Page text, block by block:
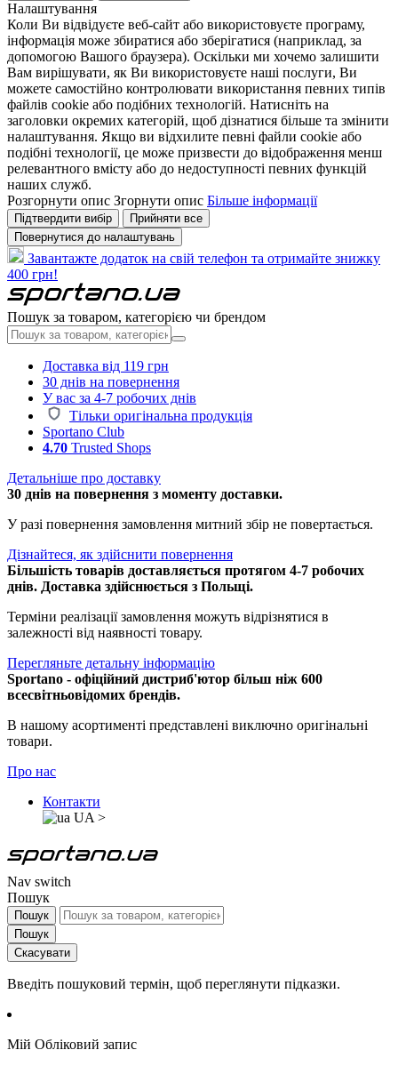
Налаштування
Коли Ви відвідуєте веб-сайт або використовуєте програму,
інформація може збиратися або зберігатися (наприклад, за
допомогою Вашого браузера). Оскільки ми хочемо залишити
Вам вирішувати, як Ви використовуєте наші послуги, Ви
можете самостійно контролювати використання певних типів
файлів cookie або подібних технологій. Натисніть на
заголовки окремих категорій, щоб дізнатися більше та змінити
налаштування. Якщо ви відхилите певні файли cookie або
подібні технології, це може призвести до відображення менш
релевантного вмісту або до недоступності певних функцій
наших служб.
Розгорнути опис Згорнути опис Більше інформації
Підтвердити вибір
Прийняти все
Повернутися до налаштувань
Завантажте додаток на свій телефон та отримайте знижку
400 грн!
Пошук за товаром, категорією чи брендом
Доставка від 119 грн
30 днів на повернення
У вас за 4-7 робочих днів
Тільки оригінальна продукція
Sportano Club
4.70 Trusted Shops
Детальніше про доставку
30 днів на повернення з моменту доставки.
У разі повернення замовлення митний збір не повертається.
Дізнайтеся, як здійснити повернення
Більшість товарів доставляється протягом 4-7 робочих
днів. Доставка здійснюється з Польщі.
Терміни реалізації замовлення можуть відрізнятися в
залежності від наявності товару.
Перегляньте детальну інформацію
Sportano - офіційний дистриб'ютор більш ніж 600
всесвітньовідомих брендів.
В нашому асортименті представлені виключно оригінальні
товари.
Про нас
Контакти
UA >
Nav switch
Пошук
Пошук
Пошук
Скасувати
Введіть пошуковий термін, щоб переглянути підказки.
Мій Обліковий запис